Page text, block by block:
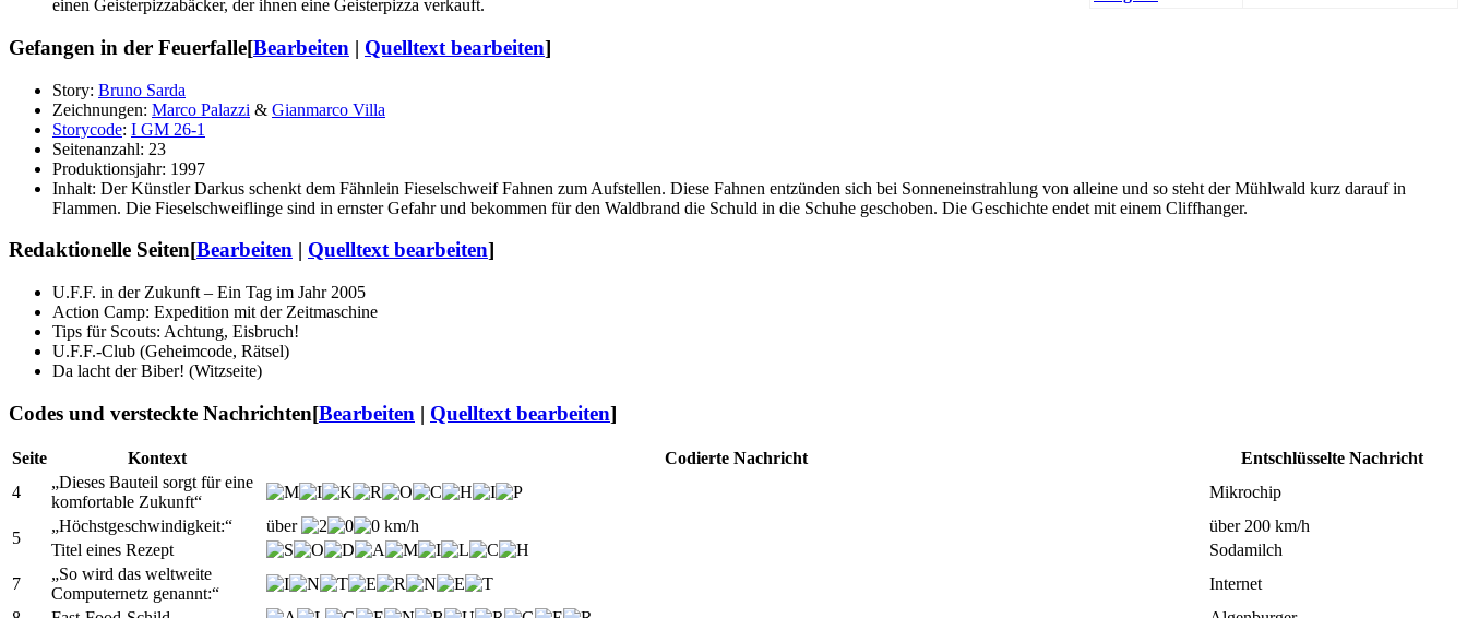
einen Geisterpizzabäcker, der ihnen eine Geisterpizza verkauft.
Gefangen in der Feuerfalle[Bearbeiten | Quelltext bearbeiten]
Story: Bruno Sarda
Zeichnungen: Marco Palazzi & Gianmarco Villa
Storycode: I GM 26-1
Seitenanzahl: 23
Produktionsjahr: 1997
Inhalt: Der Künstler Darkus schenkt dem Fähnlein Fieselschweif Fahnen zum Aufstellen. Diese Fahnen entzünden sich bei Sonneneinstrahlung von alleine und so steht der Mühlwald kurz darauf in
Flammen. Die Fieselschweiflinge sind in ernster Gefahr und bekommen für den Waldbrand die Schuld in die Schuhe geschoben. Die Geschichte endet mit einem Cliffhanger.
Redaktionelle Seiten[Bearbeiten | Quelltext bearbeiten]
U.F.F. in der Zukunft – Ein Tag im Jahr 2005
Action Camp: Expedition mit der Zeitmaschine
Tips für Scouts: Achtung, Eisbruch!
U.F.F.-Club (Geheimcode, Rätsel)
Da lacht der Biber! (Witzseite)
Codes und versteckte Nachrichten[Bearbeiten | Quelltext bearbeiten]
Seite Kontext Codierte Nachricht
Entschlüsselte Nachricht
4
„Dieses Bauteil sorgt für eine
komfortable Zukunft“
Mikrochip
5
„Höchstgeschwindigkeit:“ über km/h
über 200 km/h
Titel eines Rezept
Sodamilch
7
„So wird das weltweite
Computernetz genannt:“
Internet